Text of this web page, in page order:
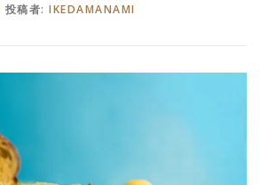
投稿者: IKEDAMANAMI